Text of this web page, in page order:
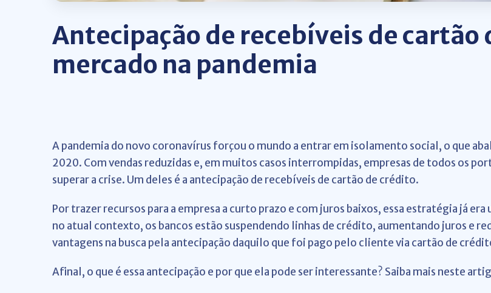
Antecipação de recebíveis de cartão
mercado na pandemia
A pandemia do novo coronavírus forçou o mundo a entrar em isolamento social, o que
2020. Com vendas reduzidas e, em muitos casos interrompidas, empresas de todos os
superar a crise. Um deles é a antecipação de recebíveis de cartão de crédito.
Por trazer recursos para a empresa a curto prazo e com juros baixos, essa estratégia já
no atual contexto, os bancos estão suspendendo linhas de crédito, aumentando juros e
vantagens na busca pela antecipação daquilo que foi pago pelo cliente via cartão de
Afinal, o que é essa antecipação e por que ela pode ser interessante? Saiba mais neste